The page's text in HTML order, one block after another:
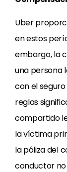
Uber
en estos
embargo, la
una persona
con el
reglas
compartido
la víctima
la póliza del
conductor no